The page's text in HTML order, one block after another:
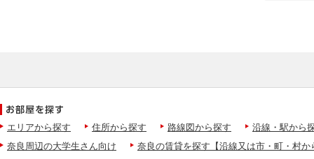
エリアから探す 住所から探す 路線図から探す
沿線・駅から
奈良周辺の大学生さん向け
奈良の賃貸を探す【沿線又は市・町・村か